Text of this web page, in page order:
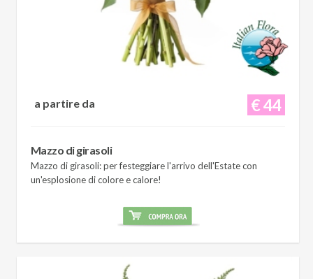
€ 44
a partire da
Mazzo di girasoli
Mazzo di girasoli: per festeggiare l'arrivo dell'Estate con
un'esplosione di colore e calore!